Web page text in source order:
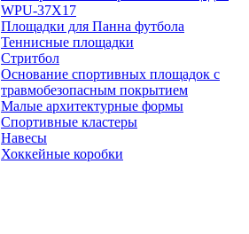
WPU-37X17
Площадки для Панна футбола
Теннисные площадки
Стритбол
Основание спортивных площадок с
травмобезопасным покрытием
Малые архитектурные формы
Спортивные кластеры
Навесы
Хоккейные коробки